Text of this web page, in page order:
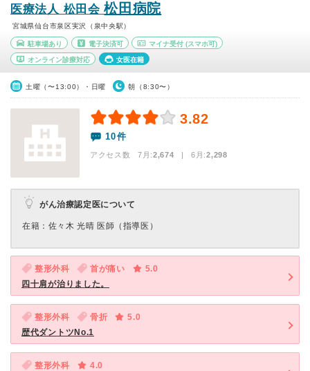
医療法人 松田会松田病院
宮城県仙台市泉区実沢（泉中央駅）
駐車場あり 電子決済可 マイナ受付 (スマホ可)
オンライン診療対応 女医在籍
土曜（〜13:00）・日曜 朝（8:30〜）
3.82
10件
アクセス数 7月:2,674 | 6月:2,298
がん治療認定医について
在籍：佐々木 光晴 医師（指導医）
整形外科 首が痛い
5.0
四十肩が治りました。
整形外科 骨折
5.0
歴代ダントツNo.1
整形外科
4.0